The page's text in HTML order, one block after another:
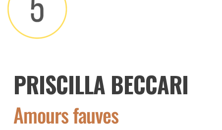
PRISCILLA BECCARI
Amours fauves